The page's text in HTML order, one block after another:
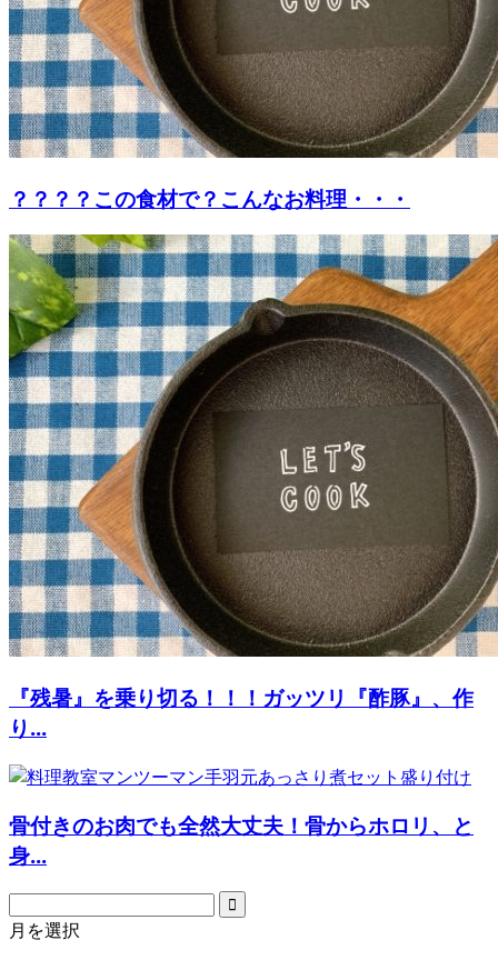
？？？？この食材で？こんなお料理・・・
『残暑』を乗り切る！！！ガッツリ『酢豚』、作
り...
骨付きのお肉でも全然大丈夫！骨からホロリ、と
身...
月を選択